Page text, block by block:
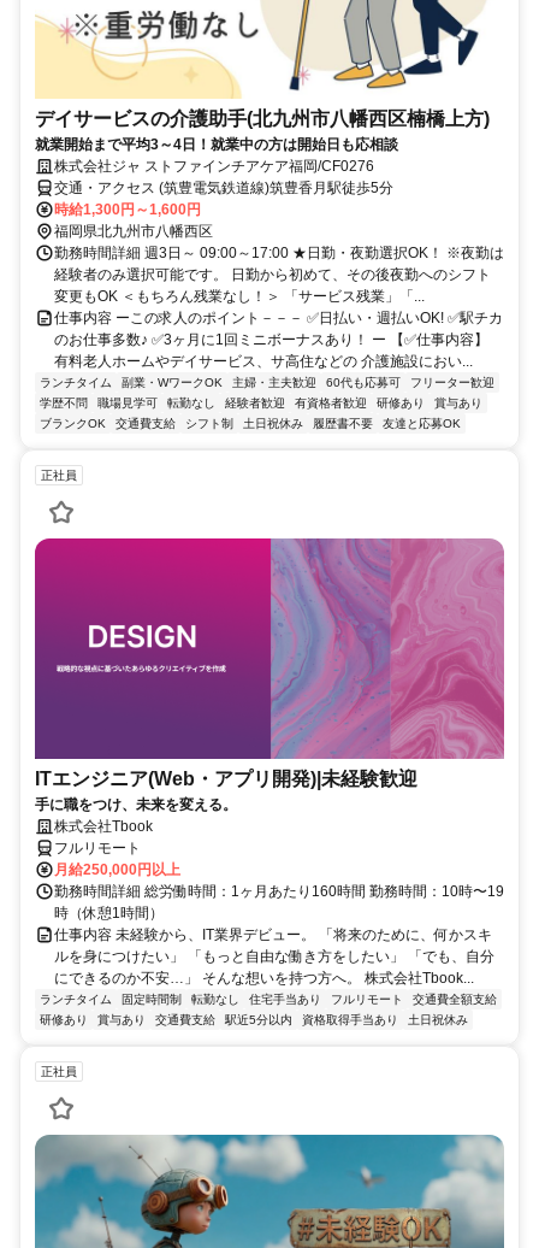
デイサービスの介護助手(北九州市八幡西区楠橋上方)
就業開始まで平均3～4日！就業中の方は開始日も応相談
株式会社ジャ ストファインチアケア福岡/CF0276
交通・アクセス (筑豊電気鉄道線)筑豊香月駅徒歩5分
時給1,300円～1,600円
福岡県北九州市八幡西区
勤務時間詳細 週3日～ 09:00～17:00 ★日勤・夜勤選択OK！ ※夜勤は
経験者のみ選択可能です。 日勤から初めて、その後夜勤へのシフト
変更もOK ＜もちろん残業なし！＞ 「サービス残業」「...
仕事内容 ーこの求人のポイント－－－ ✅日払い・週払いOK! ✅駅チカ
のお仕事多数♪ ✅3ヶ月に1回ミニボーナスあり！ ー 【✅仕事内容】
有料老人ホームやデイサービス、サ高住などの 介護施設におい...
ランチタイム 副業・WワークOK 主婦・主夫歓迎 60代も応募可
フリーター歓迎
学歴不問
職場見学可 転勤なし 経験者歓迎 有資格者歓迎 研修あり
賞与あり
ブランクOK
交通費支給 シフト制 土日祝休み 履歴書不要 友達と応募OK
正社員
ITエンジニア(Web・アプリ開発)|未経験歓迎
手に職をつけ、未来を変える。
株式会社Tbook
フルリモート
月給250,000円以上
勤務時間詳細 総労働時間：1ヶ月あたり160時間 勤務時間：10時〜19
時（休憩1時間）
仕事内容 未経験から、IT業界デビュー。 「将来のために、何かスキ
ルを身につけたい」 「もっと自由な働き方をしたい」 「でも、自分
にできるのか不安…」 そんな想いを持つ方へ。 株式会社Tbook...
ランチタイム 固定時間制 転勤なし 住宅手当あり フルリモート
交通費全額支給
研修あり
賞与あり 交通費支給 駅近5分以内 資格取得手当あり 土日祝休み
正社員